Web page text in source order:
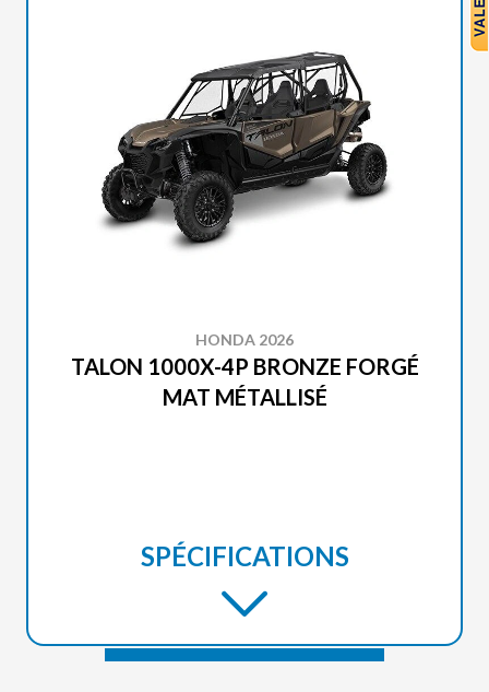
HONDA 2026
TALON 1000X-4P BRONZE FORGÉ
MAT MÉTALLISÉ
SPÉCIFICATIONS